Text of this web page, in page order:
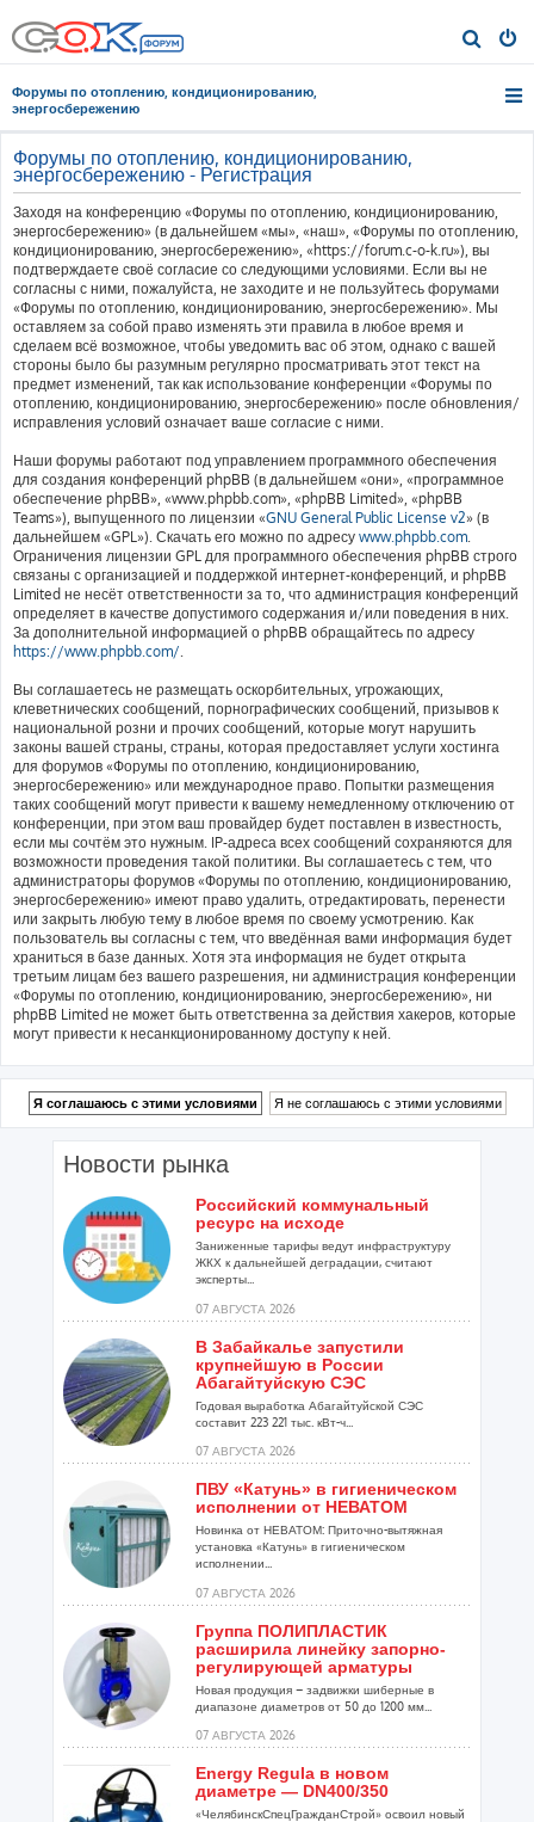
о
Форумы по отоплению, кондиционированию,
энергосбережению
Форумы по отоплению, кондиционированию,
энергосбережению - Регистрация
Заходя на конференцию «Форумы по отоплению, кондиционированию,
энергосбережению» (в дальнейшем «мы», «наш», «Форумы по отоплению,
кондиционированию, энергосбережению», «https://forum.c-o-k.ru»), вы
подтверждаете своё согласие со следующими условиями. Если вы не
согласны с ними, пожалуйста, не заходите и не пользуйтесь форумами
«Форумы по отоплению, кондиционированию, энергосбережению». Мы
оставляем за собой право изменять эти правила в любое время и
сделаем всё возможное, чтобы уведомить вас об этом, однако с вашей
стороны было бы разумным регулярно просматривать этот текст на
предмет изменений, так как использование конференции «Форумы по
отоплению, кондиционированию, энергосбережению» после обновления/
исправления условий означает ваше согласие с ними.
Наши форумы работают под управлением программного обеспечения
для создания конференций phpBB (в дальнейшем «они», «программное
обеспечение phpBB», «www.phpbb.com», «phpBB Limited», «phpBB
Teams»), выпущенного по лицензии «GNU General Public License v2» (в
дальнейшем «GPL»). Скачать его можно по адресу www.phpbb.com.
Ограничения лицензии GPL для программного обеспечения phpBB строго
связаны с организацией и поддержкой интернет-конференций, и phpBB
Limited не несёт ответственности за то, что администрация конференций
определяет в качестве допустимого содержания и/или поведения в них.
За дополнительной информацией о phpBB обращайтесь по адресу
https://www.phpbb.com/.
Вы соглашаетесь не размещать оскорбительных, угрожающих,
клеветнических сообщений, порнографических сообщений, призывов к
национальной розни и прочих сообщений, которые могут нарушить
законы вашей страны, страны, которая предоставляет услуги хостинга
для форумов «Форумы по отоплению, кондиционированию,
энергосбережению» или международное право. Попытки размещения
таких сообщений могут привести к вашему немедленному отключению от
конференции, при этом ваш провайдер будет поставлен в известность,
если мы сочтём это нужным. IP-адреса всех сообщений сохраняются для
возможности проведения такой политики. Вы соглашаетесь с тем, что
администраторы форумов «Форумы по отоплению, кондиционированию,
энергосбережению» имеют право удалить, отредактировать, перенести
или закрыть любую тему в любое время по своему усмотрению. Как
пользователь вы согласны с тем, что введённая вами информация будет
храниться в базе данных. Хотя эта информация не будет открыта
третьим лицам без вашего разрешения, ни администрация конференции
«Форумы по отоплению, кондиционированию, энергосбережению», ни
phpBB Limited не может быть ответственна за действия хакеров, которые
могут привести к несанкционированному доступу к ней.
Новости рынка
Российский коммунальный
ресурс на исходе
Заниженные тарифы ведут инфраструктуру
ЖКХ к дальнейшей деградации, считают
эксперты...
07 АВГУСТА 2026
В Забайкалье запустили
крупнейшую в России
Абагайтуйскую СЭС
Годовая выработка Абагайтуйской СЭС
составит 223 221 тыс. кВт-ч...
07 АВГУСТА 2026
ПВУ «Катунь» в гигиеническом
исполнении от НЕВАТОМ
Новинка от НЕВАТОМ: Приточно-вытяжная
установка «Катунь» в гигиеническом
исполнении...
07 АВГУСТА 2026
Группа ПОЛИПЛАСТИК
расширила линейку запорно-
регулирующей арматуры
Новая продукция – задвижки шиберные в
диапазоне диаметров от 50 до 1200 мм...
07 АВГУСТА 2026
Energy Regula в новом
диаметре — DN400/350
«ЧелябинскСпецГражданСтрой» освоил новый